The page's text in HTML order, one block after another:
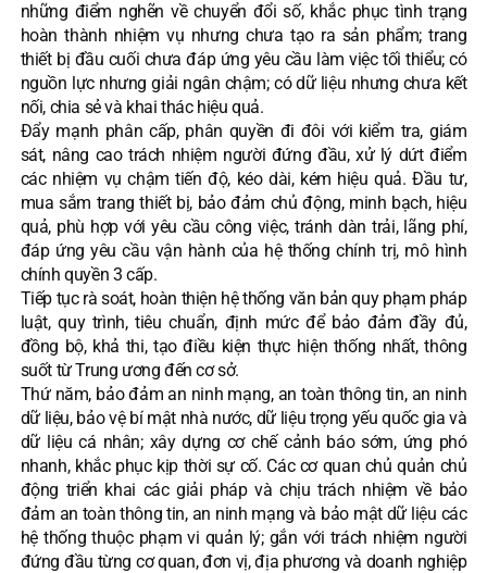
những điểm nghẽn về chuyển đổi số, khắc phục tình trạng
hoàn thành nhiệm vụ nhưng chưa tạo ra sản phẩm; trang
thiết bị đầu cuối chưa đáp ứng yêu cầu làm việc tối thiểu; có
nguồn lực nhưng giải ngân chậm; có dữ liệu nhưng chưa kết
nối, chia sẻ và khai thác hiệu quả.
Đẩy mạnh phân cấp, phân quyền đi đôi với kiểm tra, giám
sát, nâng cao trách nhiệm người đứng đầu, xử lý dứt điểm
các nhiệm vụ chậm tiến độ, kéo dài, kém hiệu quả. Đầu tư,
mua sắm trang thiết bị, bảo đảm chủ động, minh bạch, hiệu
quả, phù hợp với yêu cầu công việc, tránh dàn trải, lãng phí,
đáp ứng yêu cầu vận hành của hệ thống chính trị, mô hình
chính quyền 3 cấp.
Tiếp tục rà soát, hoàn thiện hệ thống văn bản quy phạm pháp
luật, quy trình, tiêu chuẩn, định mức để bảo đảm đầy đủ,
đồng bộ, khả thi, tạo điều kiện thực hiện thống nhất, thông
suốt từ Trung ương đến cơ sở.
Thứ năm, bảo đảm an ninh mạng, an toàn thông tin, an ninh
dữ liệu, bảo vệ bí mật nhà nước, dữ liệu trọng yếu quốc gia và
dữ liệu cá nhân; xây dựng cơ chế cảnh báo sớm, ứng phó
nhanh, khắc phục kịp thời sự cố. Các cơ quan chủ quản chủ
động triển khai các giải pháp và chịu trách nhiệm về bảo
đảm an toàn thông tin, an ninh mạng và bảo mật dữ liệu các
hệ thống thuộc phạm vi quản lý; gắn với trách nhiệm người
đứng đầu từng cơ quan, đơn vị, địa phương và doanh nghiệp